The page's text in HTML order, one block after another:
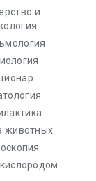
и
животных